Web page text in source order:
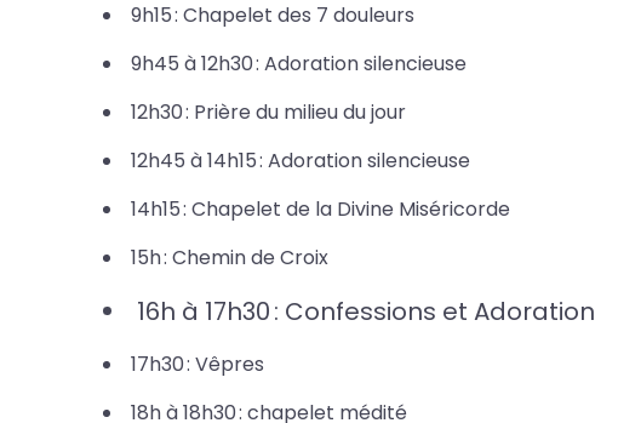
9h15 : Chapelet des 7 douleurs
9h45 à 12h30 : Adoration silencieuse
12h30 : Prière du milieu du jour
12h45 à 14h15 : Adoration silencieuse
14h15 : Chapelet de la Divine Miséricorde
15h : Chemin de Croix
16h à 17h30 : Confessions et Adoration
17h30 : Vêpres
18h à 18h30 : chapelet médité